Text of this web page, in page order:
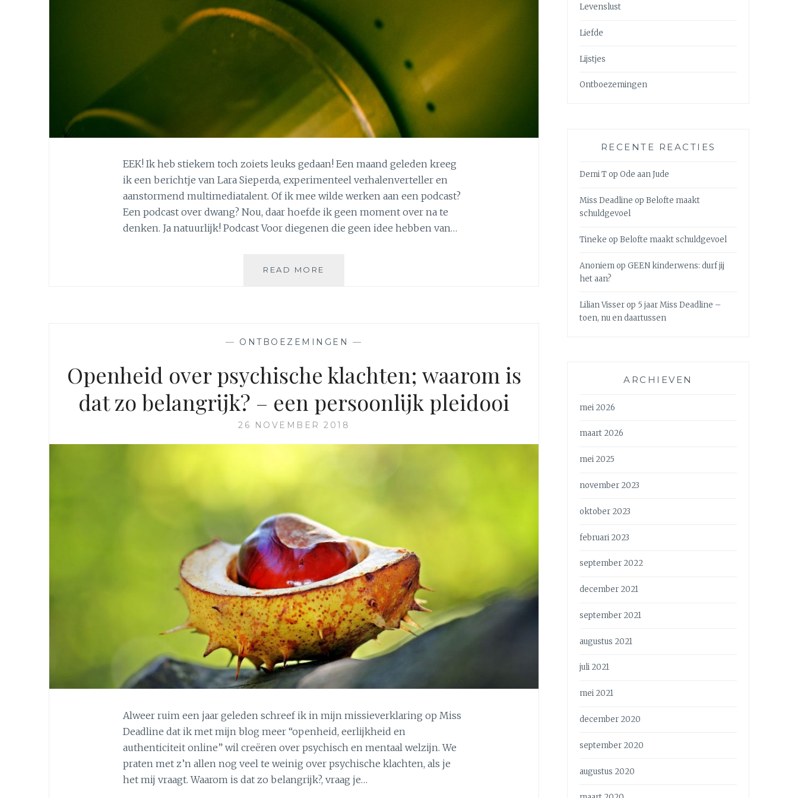
EEK! Ik heb stiekem toch zoiets leuks gedaan! Een maand geleden kreeg
ik een berichtje van Lara Sieperda, experimenteel verhalenverteller en
aanstormend multimediatalent. Of ik mee wilde werken aan een podcast?
Een podcast over dwang? Nou, daar hoefde ik geen moment over na te
denken. Ja natuurlijk! Podcast Voor diegenen die geen idee hebben van…
READ MORE
PODCAST
DWANG
— ONTBOEZEMINGEN —
Openheid over psychische klachten; waarom is
dat zo belangrijk? – een persoonlijk pleidooi
26 NOVEMBER 2018
Alweer ruim een jaar geleden schreef ik in mijn missieverklaring op Miss
Deadline dat ik met mijn blog meer “openheid, eerlijkheid en
authenticiteit online” wil creëren over psychisch en mentaal welzijn. We
praten met z’n allen nog veel te weinig over psychische klachten, als je
het mij vraagt. Waarom is dat zo belangrijk?, vraag je…
Levenslust
Liefde
Lijstjes
Ontboezemingen
RECENTE REACTIES
Demi TopOde aan Jude
Miss Deadline opBelofte maakt
schuldgevoel
Tineke opBelofte maakt schuldgevoel
AnoniemopGEEN kinderwens: durf jij
het aan?
Lilian Visserop 5 jaar Miss Deadline –
toen, nu en daartussen
ARCHIEVEN
mei 2026
maart 2026
mei 2025
november 2023
oktober 2023
februari 2023
september 2022
december 2021
september 2021
augustus 2021
juli 2021
mei 2021
december 2020
september 2020
augustus 2020